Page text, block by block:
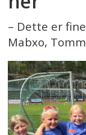
– Dette er
Mabxo,